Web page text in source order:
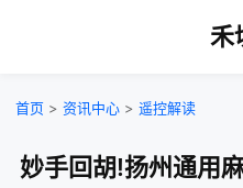
禾
首页 > 资讯中心 > 遥控解读
妙手回胡!扬州通用